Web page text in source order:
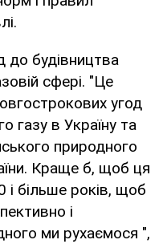
до будівництва
сфері. "Це
угод
газу в Україну та
природного
Краще б, щоб ця
і більше років, щоб
і
ми рухаємося ",